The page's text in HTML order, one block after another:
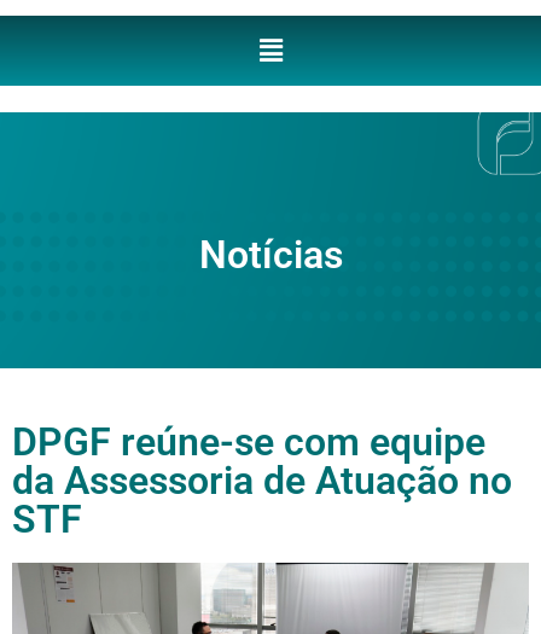
Notícias
DPGF reúne-se com equipe
da Assessoria de Atuação no
STF